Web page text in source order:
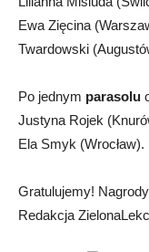
Ewa Zięcina
Twardowski
Po jednym parasolu
Justyna Rojek
Ela Smyk (Wrocław).
Gratulujemy!
Redakcja